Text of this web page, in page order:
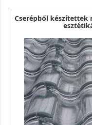
Cserépből készítettek